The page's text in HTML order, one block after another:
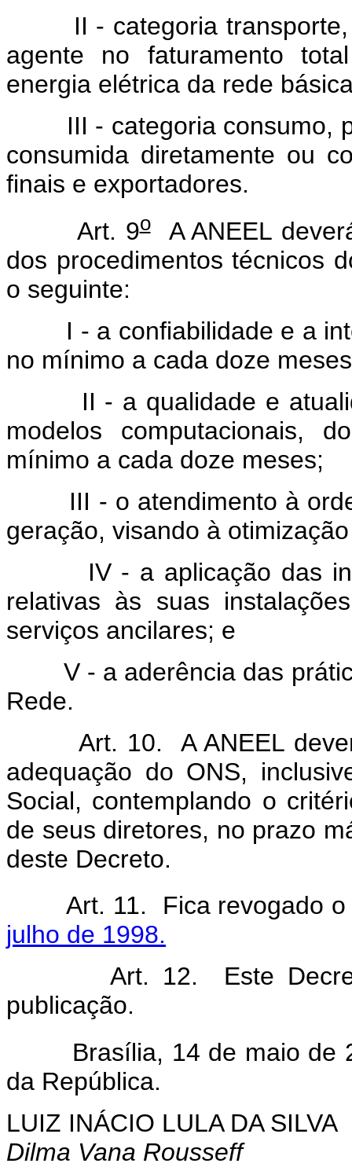
II - categoria
agente no faturamento
energia elétrica da rede
III - categoria consumo,
consumida diretamente ou
finais e exportadores.
Art. 9oA ANEEL
dos procedimentos técnicos
o seguinte:
I - a confiabilidade e a
no mínimo a cada doze
II - a qualidade e
modelos computacionais,
mínimo a cada doze meses;
III - o atendimento à
geração, visando à
IV - a aplicação das
relativas às suas
serviços ancilares; e
V - a aderência das
Rede.
Art. 10. A ANEEL
adequação do ONS,
Social, contemplando o
de seus diretores, no prazo
deste Decreto.
Art. 11. Fica revogado
julho de 1998.
Art. 12. Este
publicação.
Brasília, 14 de maio de
da República.
LUIZ INÁCIO LULA DA SILVA
Dilma Vana Rousseff